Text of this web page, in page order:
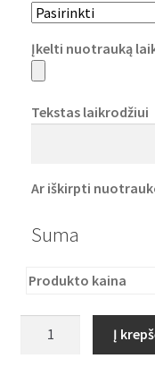
Įkelti nuotrauką
Tekstas laikrodžiui
Ar iškirpti
Suma
Produkto kaina
Į